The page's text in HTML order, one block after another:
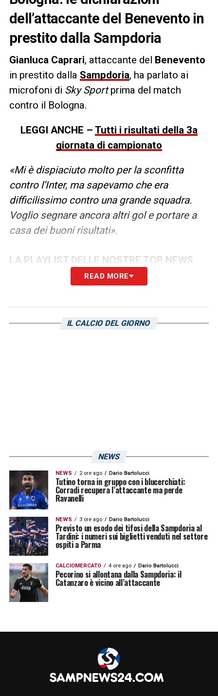
dell’attaccante del Benevento in
prestito dalla Sampdoria
Gianluca Caprari, attaccante del Benevento
in prestito dalla Sampdoria, ha parlato ai
microfoni di Sky Sportprima del match
contro il Bologna.
LEGGI ANCHE – Tutti i risultati della 3a
giornata di campionato
«Mi è dispiaciuto molto per la sconfitta
contro l’Inter, ma sapevamo che era
difficilissimo contro una grande squadra.
Voglio segnare ancora altri gol e portare a
casa dei buoni risultati».
LA PLAYLIST DELLE NOSTRE TOP NEWS
READ MORE
IL CALCIO DEL GIORNO
NEWS
NEWS 2 ore ago Dario Bartolucci
Tutino torna in gruppo con i blucerchiati:
Corradi recupera l’attaccante ma perde
Ravanelli
NEWS 3 ore ago Dario Bartolucci
Previsto un esodo dei tifosi della Sampdoria al
Tardini: i numeri sui biglietti venduti nel settore
ospiti a Parma
CALCIOMERCATO 4 ore ago Dario Bartolucci
Pecorino si allontana dalla Sampdoria: il
Catanzaro è vicino all’attaccante